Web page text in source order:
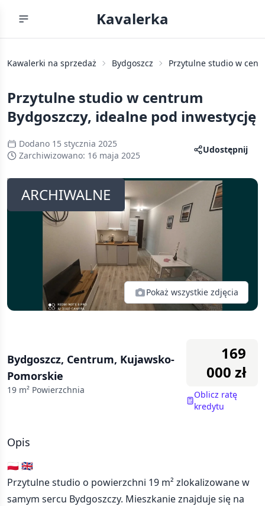
Kavalerka
Kawalerki na sprzedaż Bydgoszcz Przytulne studio w
Przytulne studio w centrum
Bydgoszczy, idealne pod inwestycję
Dodano 15 stycznia 2025
Zarchiwizowano: 16 maja 2025
Udostępnij
ARCHIWALNE
Pokaż wszystkie zdjęcia
Bydgoszcz, Centrum, Kujawsko-
Pomorskie
19 m² Powierzchnia
169
000 zł
Oblicz ratę
kredytu
Opis
🇵🇱 🇬🇧
Przytulne studio o powierzchni 19 m² zlokalizowane w
samym sercu Bydgoszczy. Mieszkanie znajduje się na